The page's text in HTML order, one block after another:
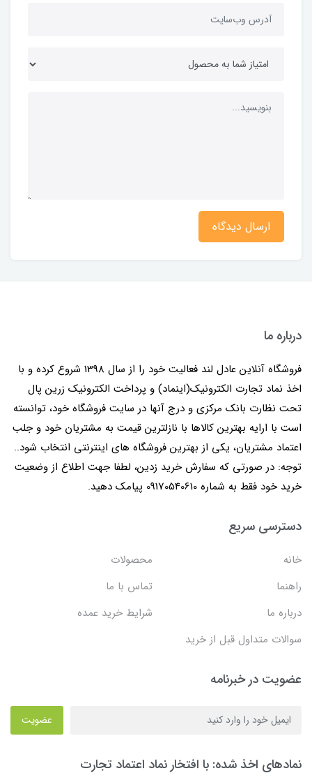
ارسال دیدگاه
درباره ما
فروشگاه آنلاین عادل لند فعالیت خود را از سال 1398 شروع کرده و با
اخذ نماد تجارت الکترونیک(اینماد) و پرداخت الکترونیک زرین پال
تحت نظارت بانک مرکزی و درج آنها در سایت فروشگاه خود، توانسته
است با ارایه بهترین کالاها با نازلترین قیمت به مشتریان خود و جلب
اعتماد مشتریان، یکی از بهترین فروشگاه های اینترنتی انتخاب شود..
توجه: در صورتی که سفارش خرید زدین، لطفا جهت اطلاع از وضعیت
خرید خود فقط به شماره 09170540610 پیامک دهید.
دسترسی سریع
خانه
محصولات
راهنما
تماس با ما
درباره ما
شرایط خرید عمده
سوالات متداول قبل از خرید
عضویت در خبرنامه
عضویت
نمادهای اخذ شده: با افتخار نماد اعتماد تجارت